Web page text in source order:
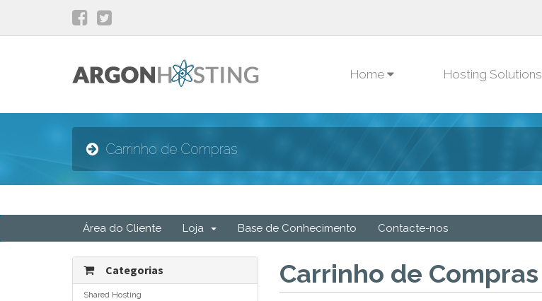
Home Hosting Solutions
Carrinho de Compras
Área do Cliente Loja Base de Conhecimento Contacte-nos
Carrinho de Compras
Categorias
Shared Hosting